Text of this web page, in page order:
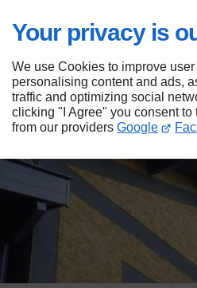
Your privacy is
We use Cookies to improve
personalising content and ads,
traffic and optimizing social
clicking "I Agree" you consent to
from our providers Google